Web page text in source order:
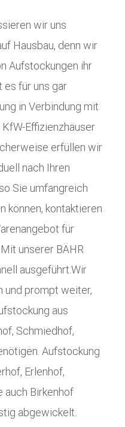
wir uns
Hausbau, denn wir
Aufstockungen ihr
es für uns gar
in Verbindung mit
Effizienzhäuser
erfüllen wir
nach Ihren
Sie umfangreich
können, kontaktieren
für
unserer BÄHR
ausgeführt.Wir
und prompt weiter,
aus
Schmiedhof,
Aufstockung
Erlenhof,
auch Birkenhof
abgewickelt.